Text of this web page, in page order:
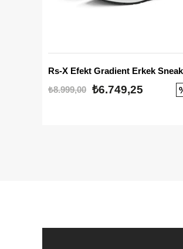
Rs-X Efekt Gradient Erkek
₺8.999,00 ₺6.749,25